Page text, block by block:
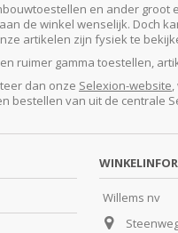
en ander
de winkel wenselijk. Doch
artikelen zijn fysiek te
ruimer gamma toestellen,
dan onze Selexion-website
bestellen van uit de centrale
Willems nv